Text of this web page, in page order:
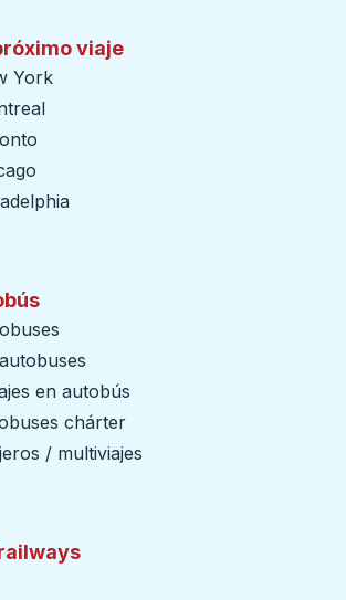
viaje
York
en autobús
chárter
/ multiviajes